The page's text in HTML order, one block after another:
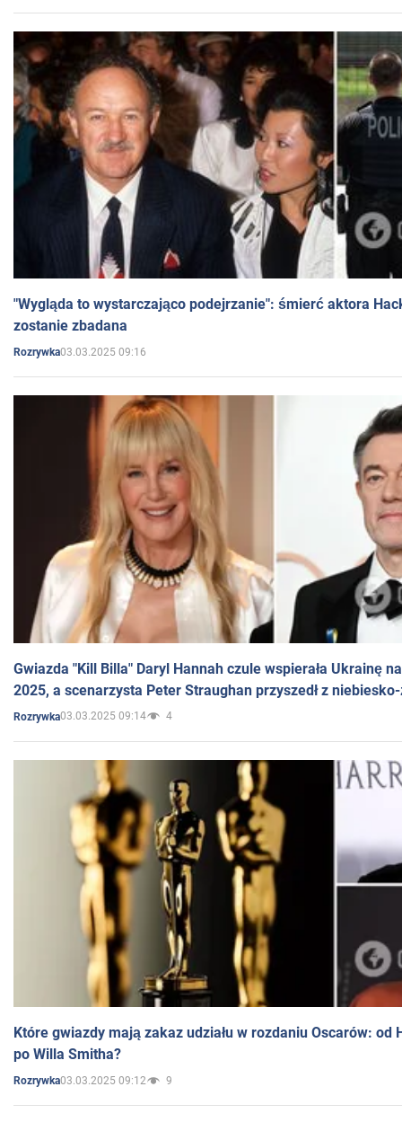
"Wygląda to wystarczająco podejrzanie": śmierć aktora
zostanie zbadana
Rozrywka03.03.2025 09:16
Gwiazda "Kill Billa" Daryl Hannah czule wspierała Ukrainę
2025, a scenarzysta Peter Straughan przyszedł z
Rozrywka03.03.2025 09:14 4
Które gwiazdy mają zakaz udziału w rozdaniu Oscarów: od
po Willa Smitha?
Rozrywka03.03.2025 09:12 9